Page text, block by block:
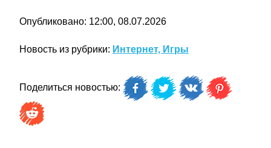
Опубликовано: 12:00, 08.07.2026
Новость из рубрики: Интернет, Игры
Поделиться новостью: